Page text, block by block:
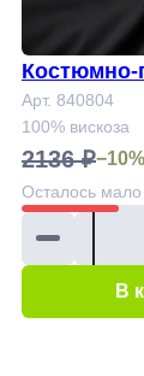
Костюмно-
0804
Арт. 840804
100% вискоза
2136 ₽
Осталось мало
В